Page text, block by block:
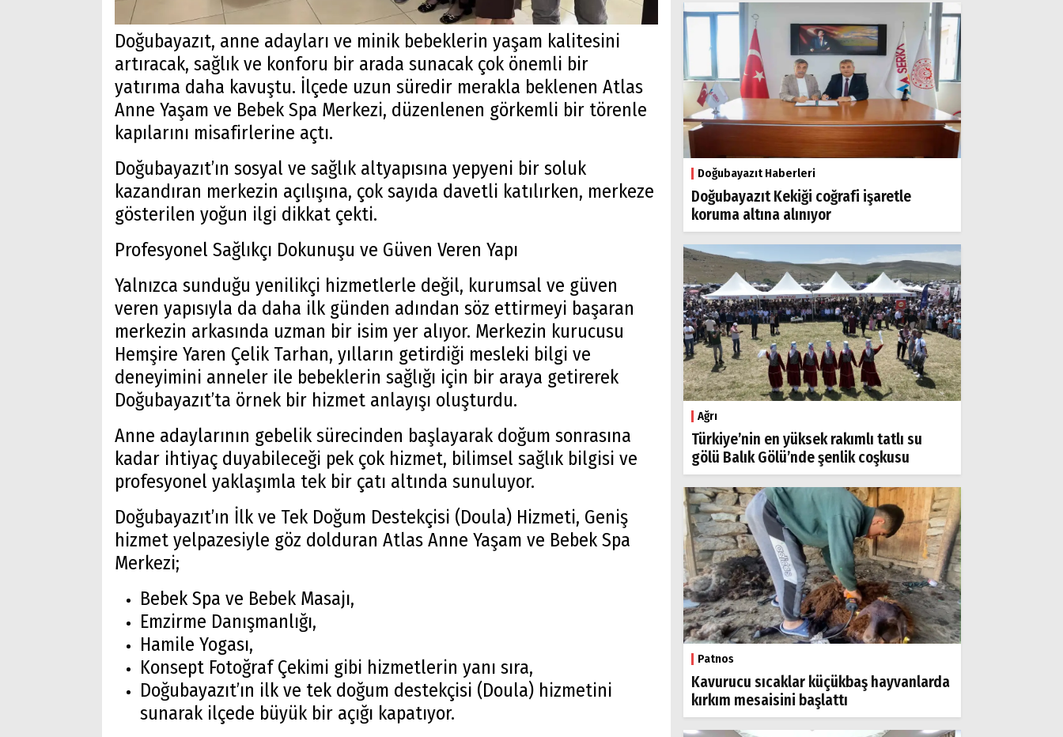
Doğubayazıt, anne adayları ve minik bebeklerin yaşam kalitesini
artıracak, sağlık ve konforu bir arada sunacak çok önemli bir
yatırıma daha kavuştu. İlçede uzun süredir merakla beklenen Atlas
Anne Yaşam ve Bebek Spa Merkezi, düzenlenen görkemli bir törenle
kapılarını misafirlerine açtı.
Doğubayazıt’ın sosyal ve sağlık altyapısına yepyeni bir soluk
kazandıran merkezin açılışına, çok sayıda davetli katılırken, merkeze
gösterilen yoğun ilgi dikkat çekti.
Profesyonel Sağlıkçı Dokunuşu ve Güven Veren Yapı
Yalnızca sunduğu yenilikçi hizmetlerle değil, kurumsal ve güven
veren yapısıyla da daha ilk günden adından söz ettirmeyi başaran
merkezin arkasında uzman bir isim yer alıyor. Merkezin kurucusu
Hemşire Yaren Çelik Tarhan, yılların getirdiği mesleki bilgi ve
deneyimini anneler ile bebeklerin sağlığı için bir araya getirerek
Doğubayazıt’ta örnek bir hizmet anlayışı oluşturdu.
Anne adaylarının gebelik sürecinden başlayarak doğum sonrasına
kadar ihtiyaç duyabileceği pek çok hizmet, bilimsel sağlık bilgisi ve
profesyonel yaklaşımla tek bir çatı altında sunuluyor.
Doğubayazıt’ın İlk ve Tek Doğum Destekçisi (Doula) Hizmeti, Geniş
hizmet yelpazesiyle göz dolduran Atlas Anne Yaşam ve Bebek Spa
Merkezi;
Bebek Spa ve Bebek Masajı,
Emzirme Danışmanlığı,
Hamile Yogası,
Konsept Fotoğraf Çekimi gibi hizmetlerin yanı sıra,
Doğubayazıt’ın ilk ve tek doğum destekçisi (Doula) hizmetini
sunarak ilçede büyük bir açığı kapatıyor.
Doğubayazıt Haberleri
Doğubayazıt Kekiği coğrafi işaretle
koruma altına alınıyor
Ağrı
Türkiye’nin en yüksek rakımlı tatlı su
gölü Balık Gölü’nde şenlik coşkusu
Patnos
Kavurucu sıcaklar küçükbaş hayvanlarda
kırkım mesaisini başlattı